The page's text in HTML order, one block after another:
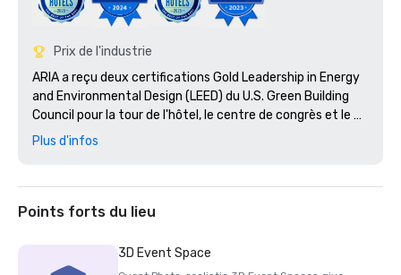
Prix de l'industrie
ARIA a reçu deux certifications Gold Leadership in Energy
and Environmental Design (LEED) du U.S. Green Building
Council pour la tour de l'hôtel, le centre de congrès et le
théâtre d'ARIA Resort.
2010
Plus d'infos
Points forts du lieu
3D Event Space